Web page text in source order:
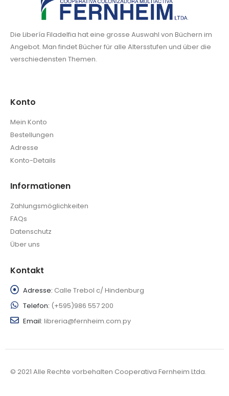
Die Libería Filadelfia hat eine grosse Auswahl von Büchern im
Angebot. Man findet Bücher für alle Altersstufen und über die
verschiedensten Themen.
Konto
Mein Konto
Bestellungen
Adresse
Konto-Details
Informationen
Zahlungsmöglichkeiten
FAQs
Datenschutz
Über uns
Kontakt
Adresse: Calle Trebol c/ Hindenburg
Telefon: (+595)986 557 200
Email: libreria@fernheim.com.py
© 2021 Alle Rechte vorbehalten Cooperativa Fernheim Ltda.